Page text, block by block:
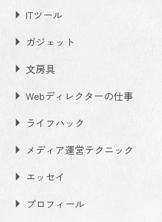
ITツール
ガジェット
文房具
Webディレクターの仕事
ライフハック
メディア運営テクニック
エッセイ
プロフィール